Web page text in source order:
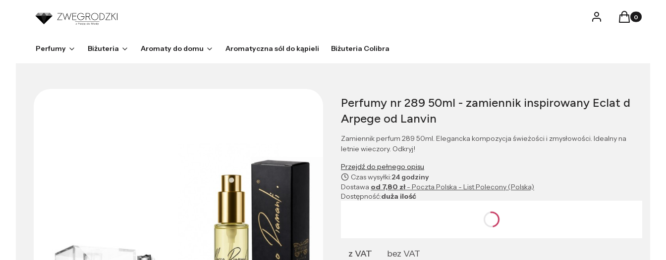
LogowanieProdukty w
Koszyk
Perfumy Biżuteria Aromaty do domu Aromatyczna sól do kąpieli Biżuteria Colibra
Perfumy nr 289 50ml - zamiennik inspirowany Eclat d
Arpege od Lanvin
Zamiennik perfum 289 50ml. Elegancka kompozycja świeżości i zmysłowości. Idealny na
letnie wieczory. Odkryj!
Przejdź do pełnego opisu
Czas wysyłki:24 godziny
Dostawa od 7,80 zł- Poczta Polska - List Polecony (Polska)
Dostępność:duża ilość
z VAT bez VAT